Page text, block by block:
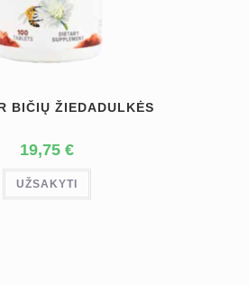
BIČIŲ ŽIEDADULKĖS
19,75 €
UŽSAKYTI